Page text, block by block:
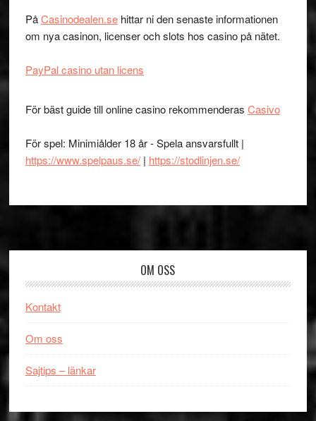
PåCasinodealen.sehittar ni den senaste informationen
om nya casinon, licenser och slots hos casino på nätet.
PayPal casino utan licens
För bäst guide till online casino rekommenderas Casivo
För spel: Minimiålder 18 år - Spela ansvarsfullt |
https://www.spelpaus.se/| https://stodlinjen.se/
OM OSS
Kontakt
Om oss
Sajtips – länkar